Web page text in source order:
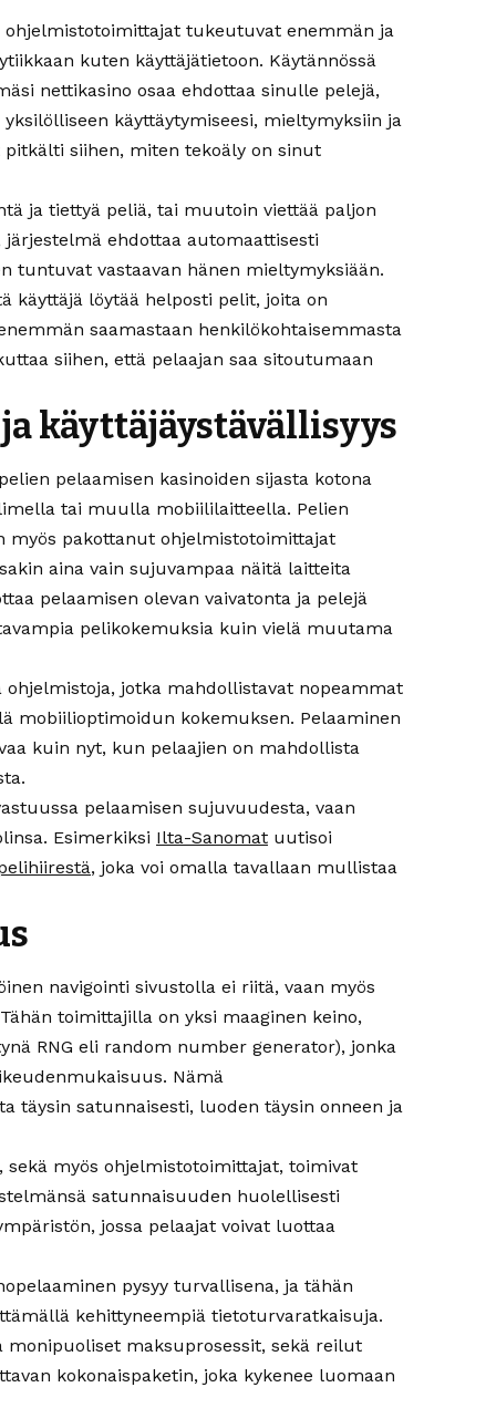
tukeutuvat enemmän ja
kuten käyttäjätietoon. Käytännössä
nettikasino osaa ehdottaa sinulle pelejä,
käyttäytymiseesi, mieltymyksiin ja
siihen, miten tekoäly on sinut
ja tiettyä peliä, tai muutoin viettää paljon
ehdottaa automaattisesti
tuntuvat vastaavan hänen mieltymyksiään.
käyttäjä löytää helposti pelit, joita on
saamastaan henkilökohtaisemmasta
siihen, että pelaajan saa sitoutumaan
käyttäjäystävällisyys
pelaamisen kasinoiden sijasta kotona
tai muulla mobiililaitteella. Pelien
myös pakottanut ohjelmistotoimittajat
aina vain sujuvampaa näitä laitteita
pelaamisen olevan vaivatonta ja pelejä
pelikokemuksia kuin vielä muutama
jotka mahdollistavat nopeammat
mobiilioptimoidun kokemuksen. Pelaaminen
kuin nyt, kun pelaajien on mahdollista
pelaamisen sujuvuudesta, vaan
Esimerkiksi Ilta-Sanomat uutisoi
, joka voi omalla tavallaan mullistaa
navigointi sivustolla ei riitä, vaan myös
toimittajilla on yksi maaginen keino,
RNG eli random number generator), jonka
Nämä
täysin satunnaisesti, luoden täysin onneen ja
myös ohjelmistotoimittajat, toimivat
satunnaisuuden huolellisesti
jossa pelaajat voivat luottaa
pysyy turvallisena, ja tähän
kehittyneempiä tietoturvaratkaisuja.
maksuprosessit, sekä reilut
kokonaispaketin, joka kykenee luomaan